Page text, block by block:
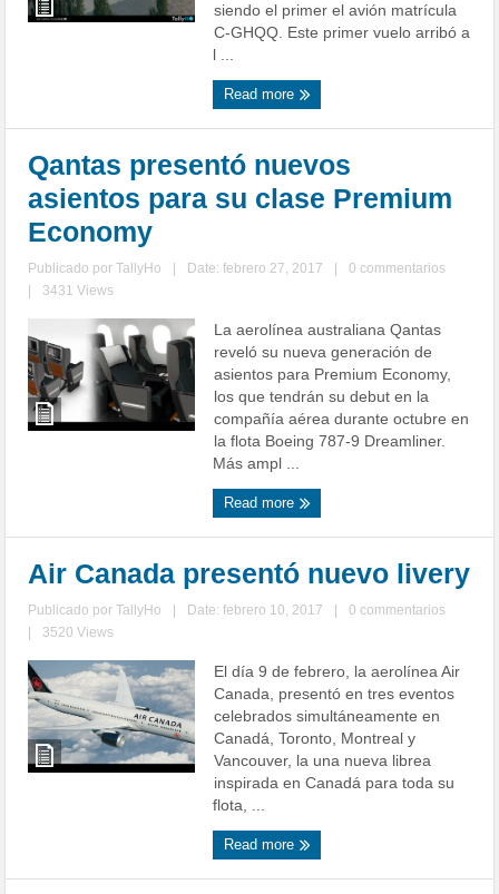
siendo el primer el avión matrícula
C-GHQQ. Este primer vuelo arribó a
l ...
Read more
Qantas presentó nuevos
asientos para su clase Premium
Economy
Publicado porTallyHo Date: febrero 27, 2017
0 commentarios
3431 Views
La aerolínea australiana Qantas
reveló su nueva generación de
asientos para Premium Economy,
los que tendrán su debut en la
compañía aérea durante octubre en
la flota Boeing 787-9 Dreamliner.
Más ampl ...
Read more
Air Canada presentó nuevo livery
Publicado porTallyHo Date: febrero 10, 2017
0 commentarios
3520 Views
El día 9 de febrero, la aerolínea Air
Canada, presentó en tres eventos
celebrados simultáneamente en
Canadá, Toronto, Montreal y
Vancouver, la una nueva librea
inspirada en Canadá para toda su
flota, ...
Read more